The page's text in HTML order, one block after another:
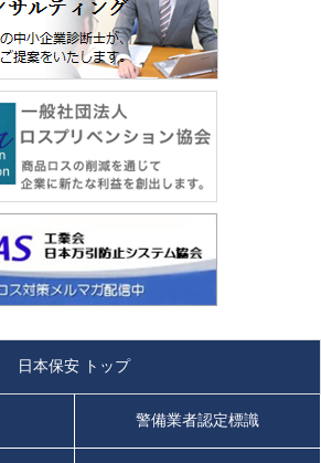
日本保安 トップ
警備業者認定標識